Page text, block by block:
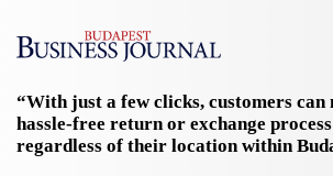
“With just a few clicks, customers can
hassle-free return or exchange
regardless of their location within